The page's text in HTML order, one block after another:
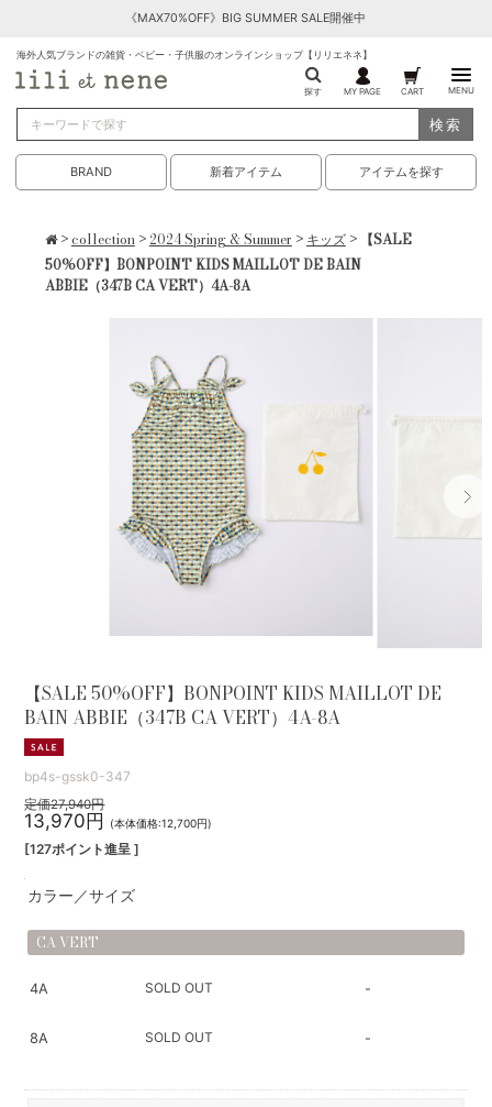
《MAX70%OFF》BIG SUMMER SALE開催中
海外人気ブランドの雑貨・ベビー・子供服のオンラインショップ【リリエネネ】
探す MY PAGE CART MENU
検索
BRAND 新着アイテム アイテムを探す
>collection>2024 Spring & Summer > キッズ> 【SALE
50%OFF】BONPOINT KIDS MAILLOT DE BAIN
ABBIE（347B CA VERT）4A-8A
【SALE 50%OFF】BONPOINT KIDS MAILLOT DE
BAIN ABBIE（347B CA VERT）4A-8A
bp4s-gssk0-347
定価27,940円
13,970円 (本体価格:12,700円)
[127ポイント進呈 ]
カラー／サイズ
CA VERT
4A SOLD OUT -
8A SOLD OUT -